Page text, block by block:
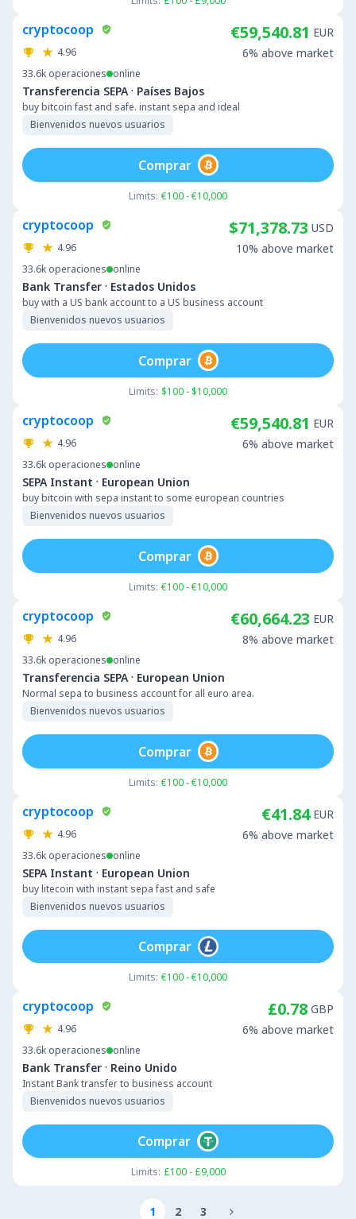
cryptocoop
4.96
33.6k operaciones online
Transferencia SEPA · Países Bajos
buy bitcoin fast and safe. instant sepa and ideal
Bienvenidos nuevos usuarios
€59,540.81 EUR
6% above market
Limits: €100 - €10,000
Comprar
cryptocoop
4.96
33.6k operaciones online
Bank Transfer · Estados Unidos
buy with a US bank account to a US business account
Bienvenidos nuevos usuarios
$71,378.73 USD
10% above market
Limits: $100 - $10,000
Comprar
cryptocoop
4.96
33.6k operaciones online
SEPA Instant · European Union
buy bitcoin with sepa instant to some european countries
Bienvenidos nuevos usuarios
€59,540.81 EUR
6% above market
Limits: €100 - €10,000
Comprar
cryptocoop
4.96
33.6k operaciones online
Transferencia SEPA · European Union
Normal sepa to business account for all euro area.
Bienvenidos nuevos usuarios
€60,664.23 EUR
8% above market
Limits: €100 - €10,000
Comprar
cryptocoop
4.96
33.6k operaciones online
SEPA Instant · European Union
buy litecoin with instant sepa fast and safe
Bienvenidos nuevos usuarios
€41.84 EUR
6% above market
Limits: €100 - €10,000
Comprar
cryptocoop
4.96
33.6k operaciones online
Bank Transfer · Reino Unido
Instant Bank transfer to business account
Bienvenidos nuevos usuarios
£0.78 GBP
6% above market
Limits: £100 - £9,000
Comprar
1 2 3 